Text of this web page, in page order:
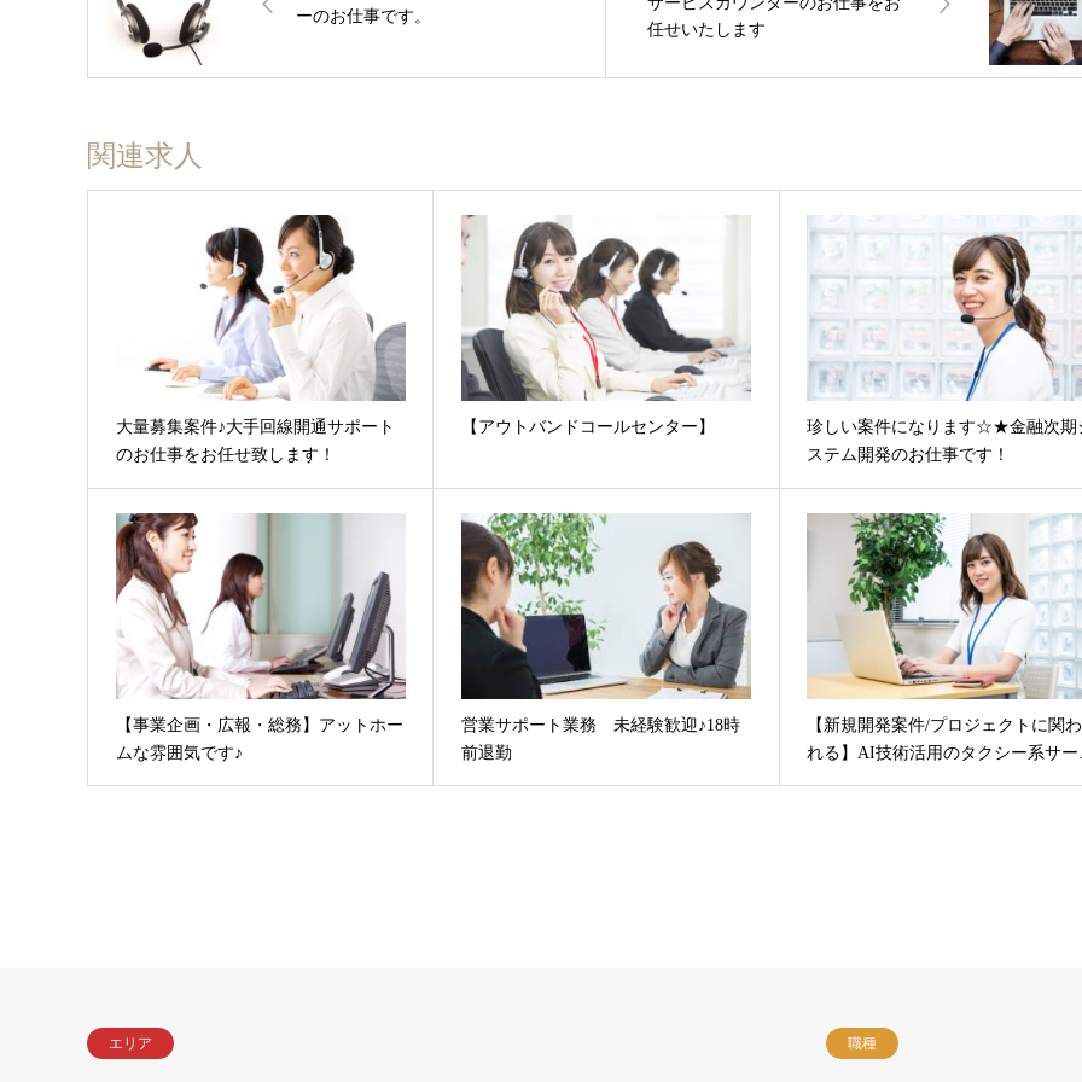
ーのお仕事です。
任せいたします
関連求人
大量募集案件♪大手回線開通サポート
のお仕事をお任せ致します！
【アウトバンドコールセンター】
珍しい案件になります☆★金融次期
ステム開発のお仕事です！
【事業企画・広報・総務】アットホー
ムな雰囲気です♪
営業サポート業務 未経験歓迎♪18時
前退勤
【新規開発案件/プロジェクトに関わ
れる】AI技術活用のタクシー系サ
エリア 職種